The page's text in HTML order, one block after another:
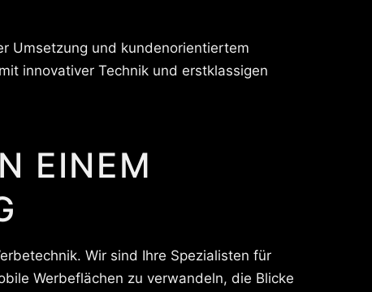
Umsetzung und kundenorientiertem
innovativer Technik und erstklassigen
EINEM
Wir sind Ihre Spezialisten für
Werbeflächen zu verwandeln, die Blicke